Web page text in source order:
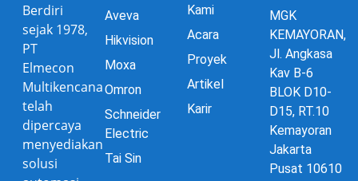
Berdiri
sejak 1978,
PT
Elmecon
Multikencana
telah
dipercaya
menyediakan
solusi
Aveva
Hikvision
Moxa
Omron
Schneider
Electric
Tai Sin
Kami
Acara
Proyek
Artikel
Karir
MGK
KEMAYORAN,
Jl. Angkasa
Kav B-6
BLOK D10-
D15, RT.10
Kemayoran
Jakarta
Pusat 10610